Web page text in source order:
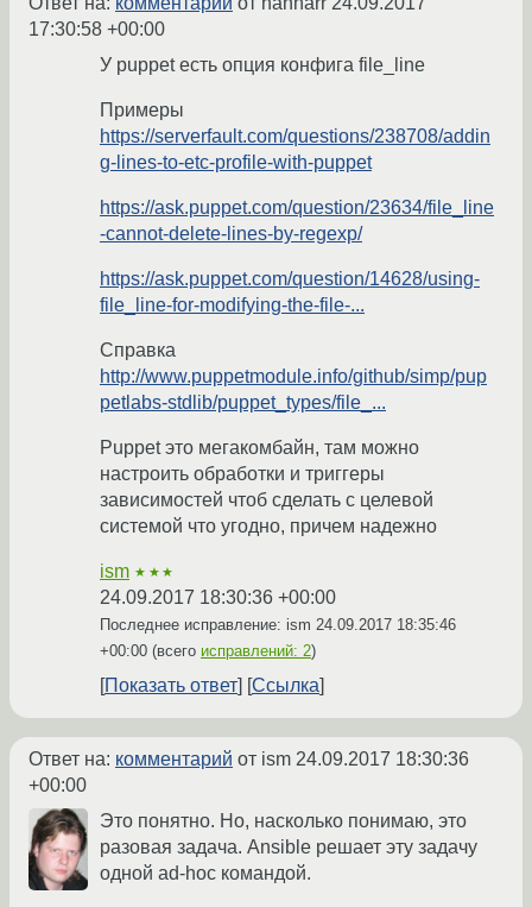
17:30:58 +00:00
У puppet есть опция конфига file_line
Примеры
https://serverfault.com/questions/238708/addin
g-lines-to-etc-profile-with-puppet
https://ask.puppet.com/question/23634/file_line
-cannot-delete-lines-by-regexp/
https://ask.puppet.com/question/14628/using-
file_line-for-modifying-the-file-...
Справка
http://www.puppetmodule.info/github/simp/pup
petlabs-stdlib/puppet_types/file_...
Puppet это мегакомбайн, там можно
настроить обработки и триггеры
зависимостей чтоб сделать с целевой
системой что угодно, причем надежно
ism ★★★
24.09.2017 18:30:36 +00:00
Последнее исправление: ism 24.09.2017 18:35:46
+00:00 (всего исправлений: 2)
Показать ответ Ссылка
Ответ на: комментарий от ism 24.09.2017 18:30:36
+00:00
Это понятно. Но, насколько понимаю, это
разовая задача. Ansible решает эту задачу
одной ad-hoc командой.